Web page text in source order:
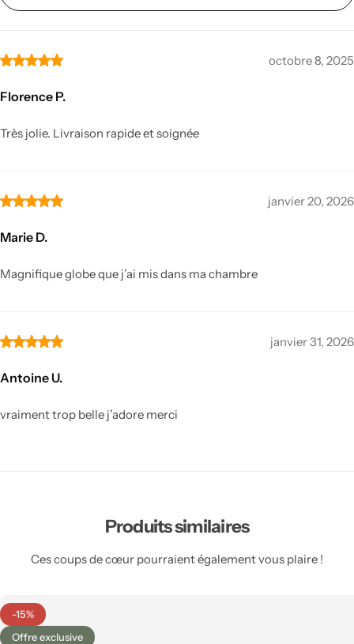
octobre 8, 2025
Florence P.
Très jolie. Livraison rapide et soignée
janvier 20, 2026
Marie D.
Magnifique globe que j’ai mis dans ma chambre
janvier 31, 2026
Antoine U.
vraiment trop belle j’adore merci
Produits similaires
Ces coups de cœur pourraient également vous plaire !
-15%
Offre exclusive